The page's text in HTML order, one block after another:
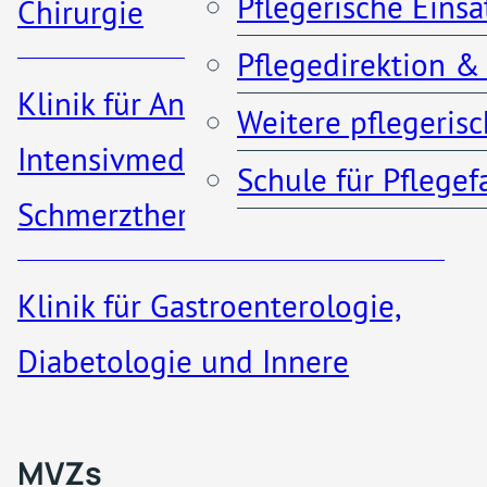
Anfahrt & Parken
Kontakt
Chirurgie
Klinik für Anästhesiologie,
Intensivmedizin und
Schmerztherapie
Klinik für Gastroenterologie,
Diabetologie und Innere
Pflegedirektion
Weitere
Schule für
MVZs & ambulante
MVZs
Gebärmutter
(Hysteroskopie)
durchzuführen.
Wir führen routinemäßig u.
a. bei folgenden
Indikationen
hysteroskopische Eingriffe